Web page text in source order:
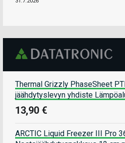
Thermal Grizzly PhaseSheet
jäähdytyslevyn yhdiste
13,90 €
ARCTIC Liquid Freezer III Pro